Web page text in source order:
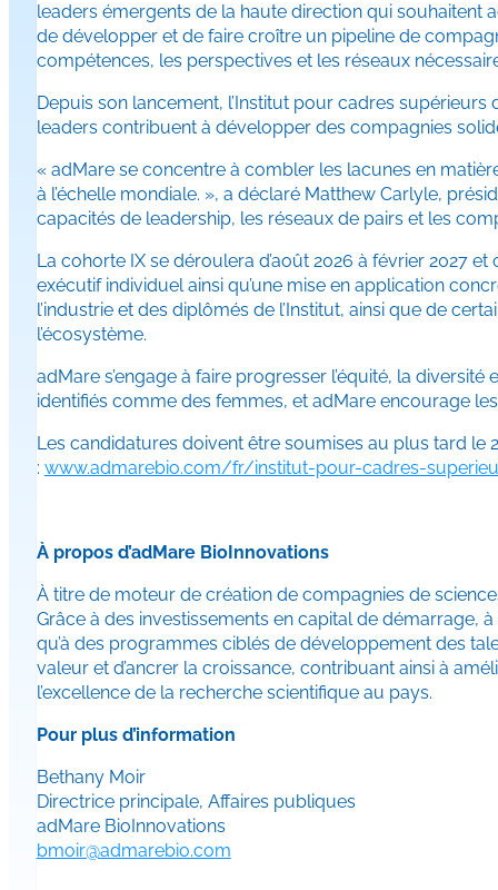
leaders émergents de la haute direction qui souhaitent
de développer et de faire croître un pipeline de
compétences, les perspectives et les réseaux
Depuis son lancement, l’Institut pour cadres
leaders contribuent à développer des compagnies
« adMare se concentre à combler les lacunes en
à l’échelle mondiale. », a déclaré Matthew Carlyle,
capacités de leadership, les réseaux de pairs et les
La cohorte IX se déroulera d’août 2026 à février 2027
exécutif individuel ainsi qu’une mise en application
l’industrie et des diplômés de l’Institut, ainsi que de
l’écosystème.
adMare s’engage à faire progresser l’équité, la
identifiés comme des femmes, et adMare encourage
Les candidatures doivent être soumises au plus tard le
: www.admarebio.com/fr/institut-pour-cadres-
À propos d’adMare BioInnovations
À titre de moteur de création de compagnies de
Grâce à des investissements en capital de démarrage,
qu’à des programmes ciblés de développement des
valeur et d’ancrer la croissance, contribuant ainsi à
l’excellence de la recherche scientifique au pays.
Pour plus d’information
Bethany Moir
Directrice principale, Affaires publiques
adMare BioInnovations
bmoir@admarebio.com